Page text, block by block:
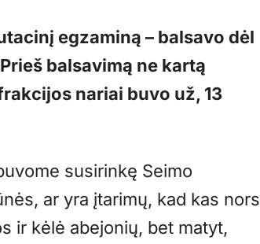
egzaminą – balsavo dėl
balsavimą ne kartą
nariai buvo už, 13
susirinkę Seimo
ar yra įtarimų, kad kas nors
ir kėlė abejonių, bet matyt,